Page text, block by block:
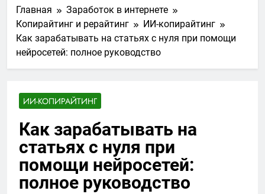
Главная
Заработок в интернете
Копирайтинг и рерайтинг
ИИ-копирайтинг
Как зарабатывать на статьях с нуля при помощи
нейросетей: полное руководство
ИИ-КОПИРАЙТИНГ
Как зарабатывать на
статьях с нуля при
помощи нейросетей:
полное руководство